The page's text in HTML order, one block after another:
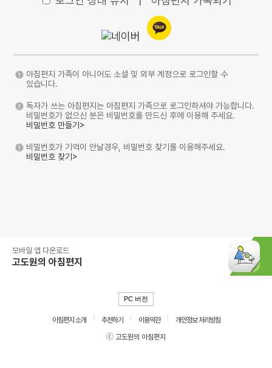
아침편지 가족이 아니어도 소셜 및 외부 계정으로 로그인할 수
있습니다.
독자가 쓰는 아침편지는 아침편지 가족으로 로그인하셔야 가능합니다.
비밀번호가 없으신 분은 비밀번호를 만드신 후에 이용해 주세요.
비밀번호 만들기>
비밀번호가 기억이 안날경우, 비밀번호 찾기를 이용해주세요.
비밀번호 찾기>
모바일 앱 다운로드
고도원의 아침편지
PC 버전
아침편지 소개 추천하기 이용약관
개인정보 처리방침
ⓒ 고도원의 아침편지